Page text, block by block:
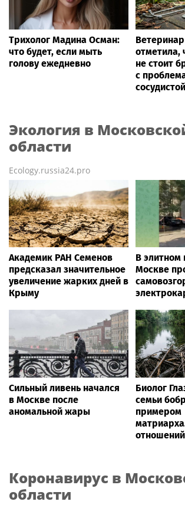
Трихолог Мадина Осман:
что будет, если мыть
голову ежедневно
отметила,
не стоит
с
Экология в
области
Ecology.russia24.pro
Академик РАН Семенов
предсказал значительное
увеличение жарких дней в
Крыму
В элитном
Москве
Сильный ливень начался
в Москве после
аномальной жары
Биолог
семьи
примером
отношений
Коронавирус в
области